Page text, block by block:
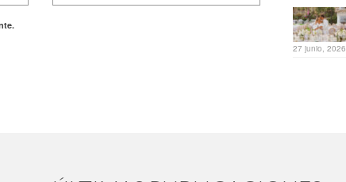
27 junio, 2026